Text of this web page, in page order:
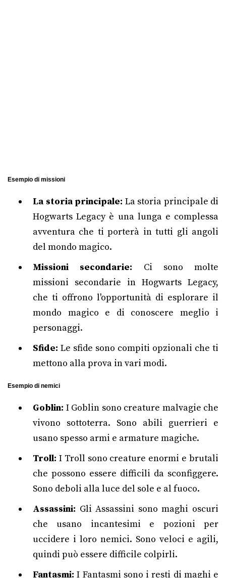
Esempio di missioni
La storia principale: La storia principale di
Hogwarts Legacy è una lunga e complessa
avventura che ti porterà in tutti gli angoli
del mondo magico.
Missioni secondarie: Ci sono molte
missioni secondarie in Hogwarts Legacy,
che ti offrono l'opportunità di esplorare il
mondo magico e di conoscere meglio i
personaggi.
Sfide: Le sfide sono compiti opzionali che ti
mettono alla prova in vari modi.
Esempio di nemici
Goblin: I Goblin sono creature malvagie che
vivono sottoterra. Sono abili guerrieri e
usano spesso armi e armature magiche.
Troll: I Troll sono creature enormi e brutali
che possono essere difficili da sconfiggere.
Sono deboli alla luce del sole e al fuoco.
Assassini: Gli Assassini sono maghi oscuri
che usano incantesimi e pozioni per
uccidere i loro nemici. Sono veloci e agili,
quindi può essere difficile colpirli.
Fantasmi: I Fantasmi sono i resti di maghi e